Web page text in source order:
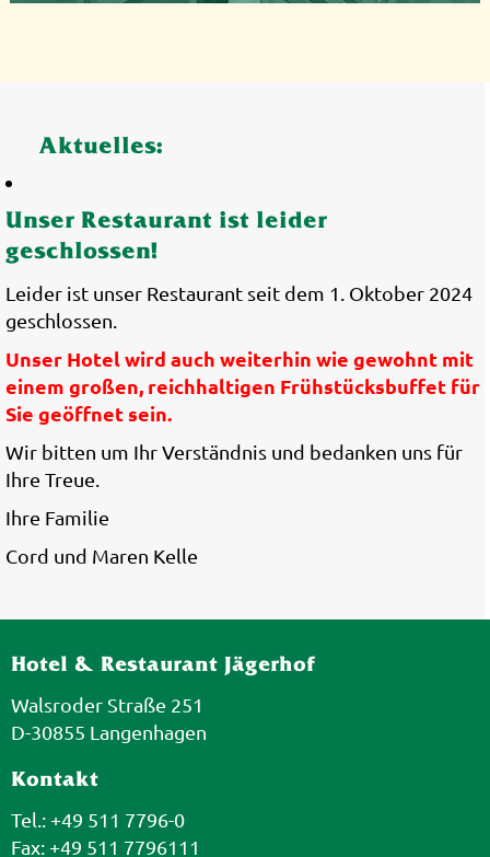
Aktuelles:
Unser Restaurant ist leider
geschlossen!
Leider ist unser Restaurant seit dem 1. Oktober 2024
geschlossen.
Unser Hotel wird auch weiterhin wie gewohnt mit
einem großen, reichhaltigen Frühstücksbuffet für
Sie geöffnet sein.
Wir bitten um Ihr Verständnis und bedanken uns für
Ihre Treue.
Ihre Familie
Cord und Maren Kelle
Hotel & Restaurant Jägerhof
Walsroder Straße 251
D-30855 Langenhagen
Kontakt
Tel.: +49 511 7796-0
Fax: +49 511 7796111